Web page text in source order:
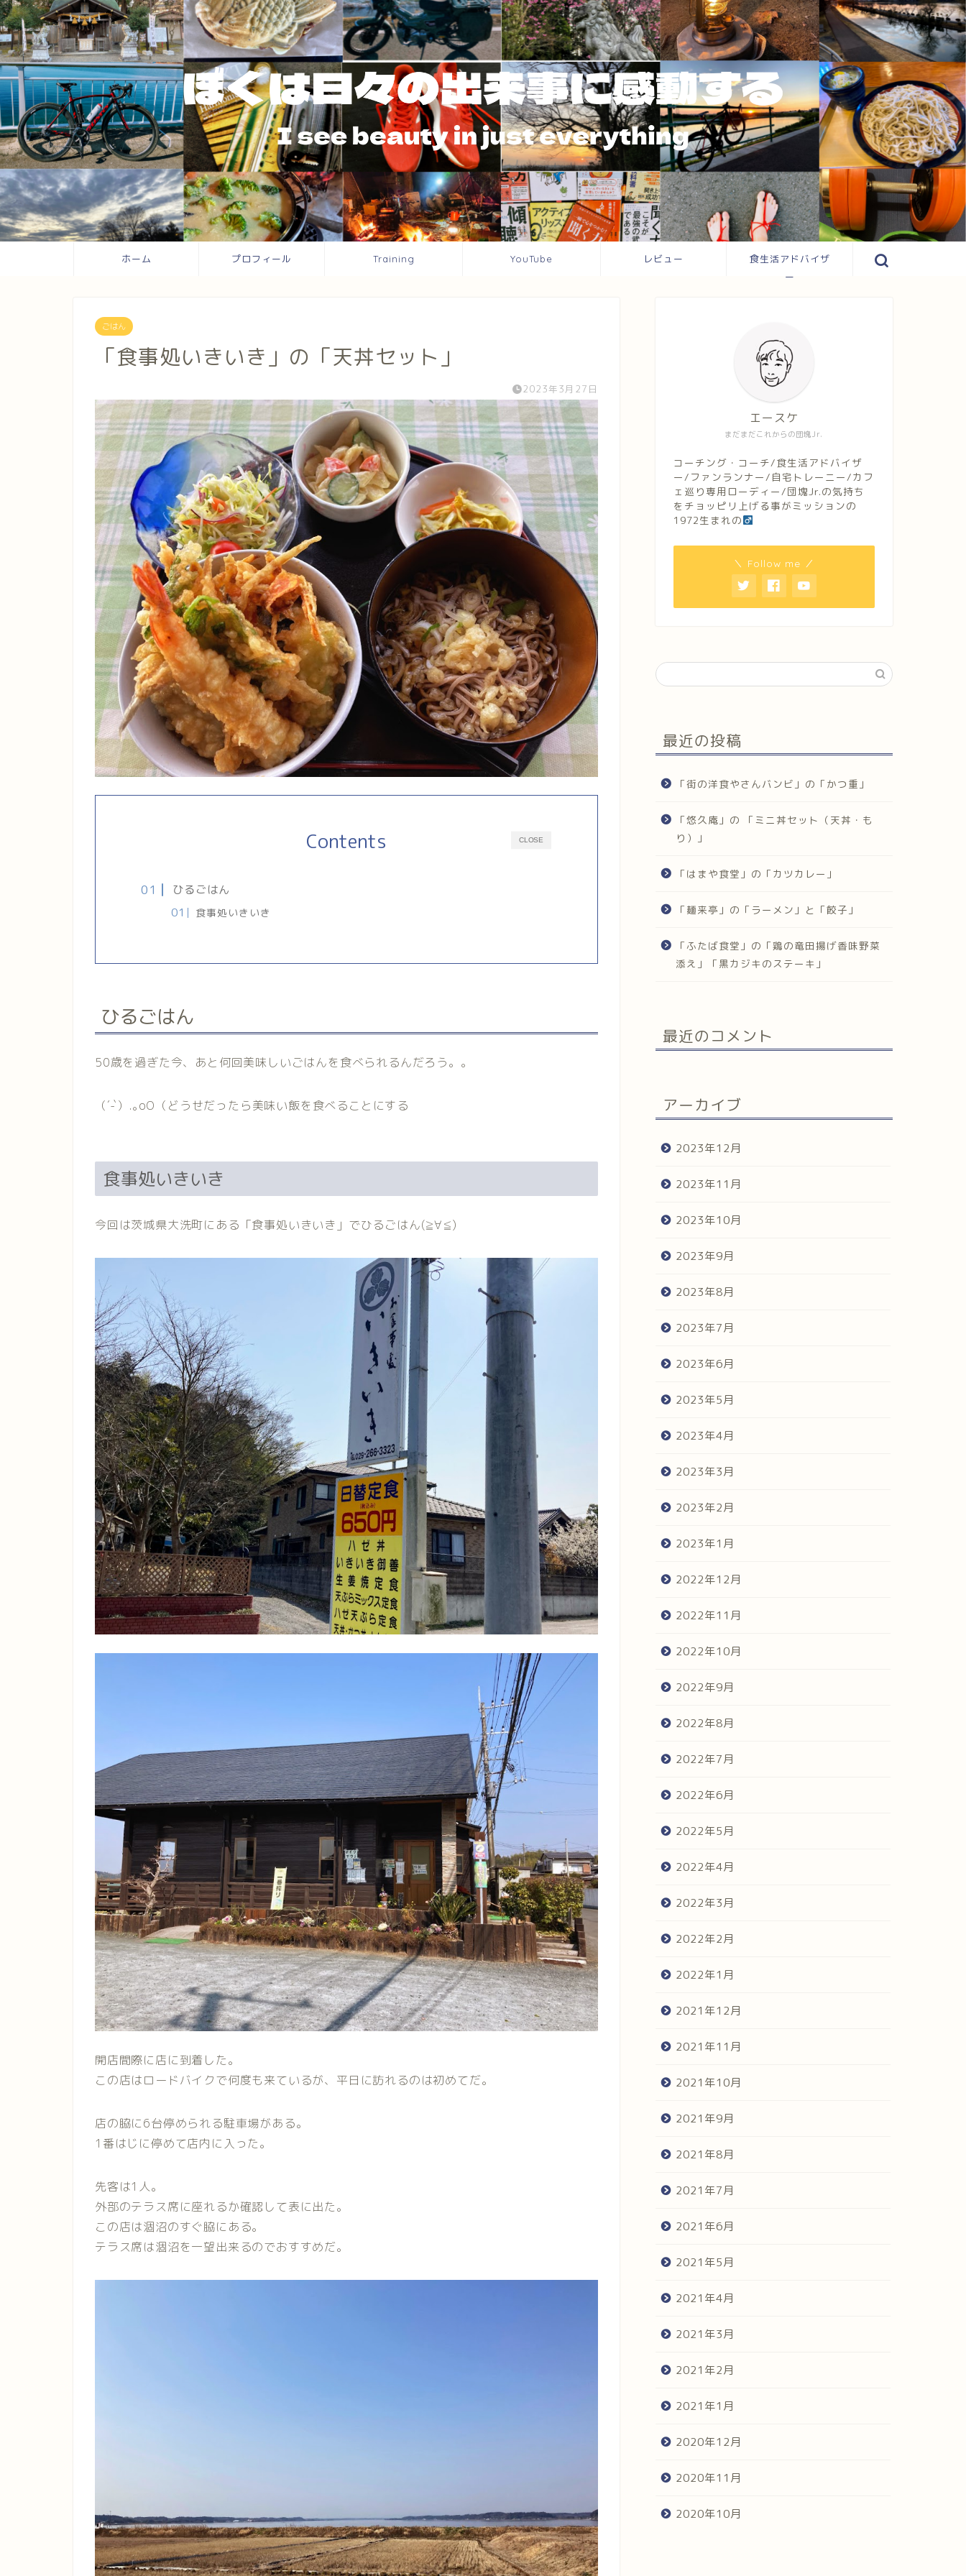
ホーム プロフィール Training YouTube レビュー
食生活アドバイザ
ー
ごはん
「食事処いきいき」の「天丼セット」
2023年3月27日
CLOSE
Contents
ひるごはん
食事処いきいき
ひるごはん
50歳を過ぎた今、あと何回美味しいごはんを食べられるんだろう。。
（´-`）.｡oO（どうせだったら美味い飯を食べることにする
食事処いきいき
今回は茨城県大洗町にある「食事処いきいき」でひるごはん(≧∀≦)
開店間際に店に到着した。
この店はロードバイクで何度も来ているが、平日に訪れるのは初めてだ。
店の脇に6台停められる駐車場がある。
1番はじに停めて店内に入った。
先客は1人。
外部のテラス席に座れるか確認して表に出た。
この店は涸沼のすぐ脇にある。
テラス席は涸沼を一望出来るのでおすすめだ。
まだまだこれからの団塊Jr.
エースケ
コーチング・コーチ/食生活アドバイザ
ー/ファンランナー/自宅トレーニー/カフ
ェ巡り専用ローディー/団塊Jr.の気持ち
をチョッピリ上げる事がミッションの
1972生まれの
＼ Follow me ／
最近の投稿
「街の洋食やさんバンビ」の「かつ重」
「悠久庵」の 「ミニ丼セット（天丼・も
り）」
「はまや食堂」の「カツカレー」
「麺来亭」の「ラーメン」と「餃子」
「ふたば食堂」の「鶏の竜田揚げ香味野菜
添え」「黒カジキのステーキ」
最近のコメント
アーカイブ
2023年12月
2023年11月
2023年10月
2023年9月
2023年8月
2023年7月
2023年6月
2023年5月
2023年4月
2023年3月
2023年2月
2023年1月
2022年12月
2022年11月
2022年10月
2022年9月
2022年8月
2022年7月
2022年6月
2022年5月
2022年4月
2022年3月
2022年2月
2022年1月
2021年12月
2021年11月
2021年10月
2021年9月
2021年8月
2021年7月
2021年6月
2021年5月
2021年4月
2021年3月
2021年2月
2021年1月
2020年12月
2020年11月
2020年10月